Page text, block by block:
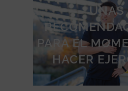
UNAS
PARA EL
HACER